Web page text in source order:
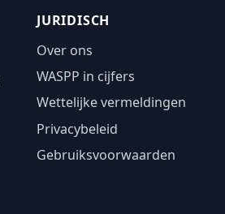
JURIDISCH
Over ons
WASPP in cijfers
Wettelijke vermeldingen
Privacybeleid
Gebruiksvoorwaarden